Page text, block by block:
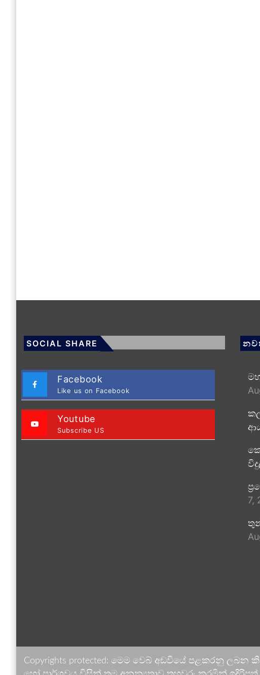
SOCIAL SHARE
Facebook
Like us on Facebook
Youtube
Subscribe US
7,
Copyrights protected: මෙම වෙබ් අඩවියේ පළකරනු